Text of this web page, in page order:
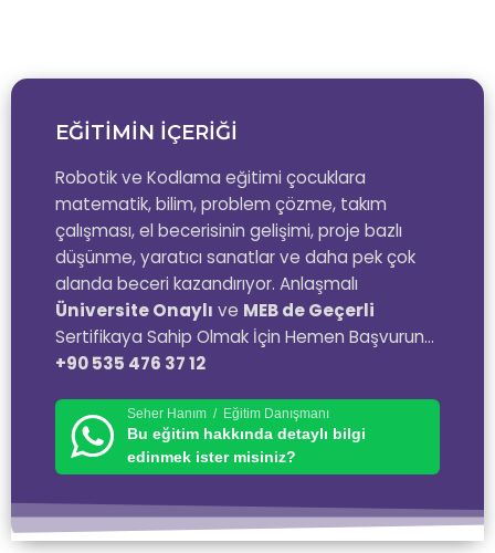
EĞİTİMİN İÇERİĞİ
Robotik ve Kodlama eğitimi çocuklara
matematik, bilim, problem çözme, takım
çalışması, el becerisinin gelişimi, proje bazlı
düşünme, yaratıcı sanatlar ve daha pek çok
alanda beceri kazandırıyor. Anlaşmalı
Üniversite Onaylı ve MEB de Geçerli
Sertifikaya Sahip Olmak İçin Hemen Başvurun…
+90 535 476 37 12
Seher Hanım / Eğitim Danışmanı
Bu eğitim hakkında detaylı bilgi
edinmek ister misiniz?